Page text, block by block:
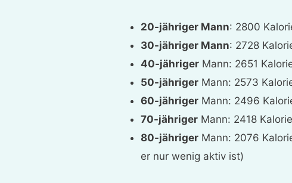
20-jähriger Mann: 2800
30-jähriger Mann: 2728
40-jähriger Mann: 2651
50-jähriger Mann: 2573
60-jähriger Mann: 2496
70-jähriger Mann: 2418
80-jähriger Mann: 2076
er nur wenig aktiv ist)